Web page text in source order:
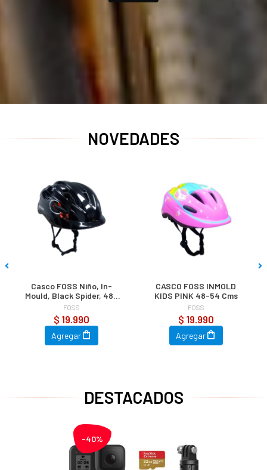
NOVEDADES
Casco FOSS Niño, In-
Mould, Black Spider, 48-
54
FOSS
$ 19.990
Agregar
CASCO FOSS INMOLD
KIDS PINK 48-54 Cms
FOSS
$ 19.990
Agregar
DESTACADOS
-40%